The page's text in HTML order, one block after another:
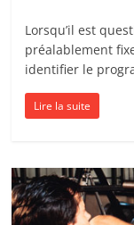
Lorsqu’il est
préalablement
identifier le
Lire la suite